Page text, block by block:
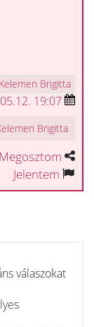
Kelemen Brigitta
05.12. 19:07
Brigitta
Megosztom
Jelentem
válaszokat